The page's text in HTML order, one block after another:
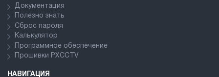
Документация
Полезно знать
Сброс пароля
Калькулятор
Программное обеспечение
Прошивки PXCCTV
НАВИГАЦИЯ